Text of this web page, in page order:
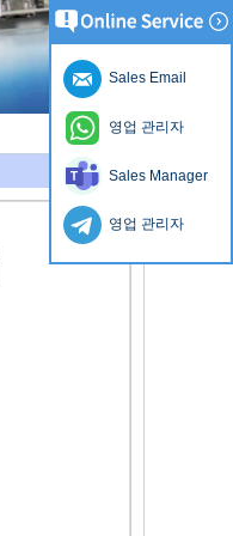
Sales Email
영업 관리자
Sales Manager
영업 관리자